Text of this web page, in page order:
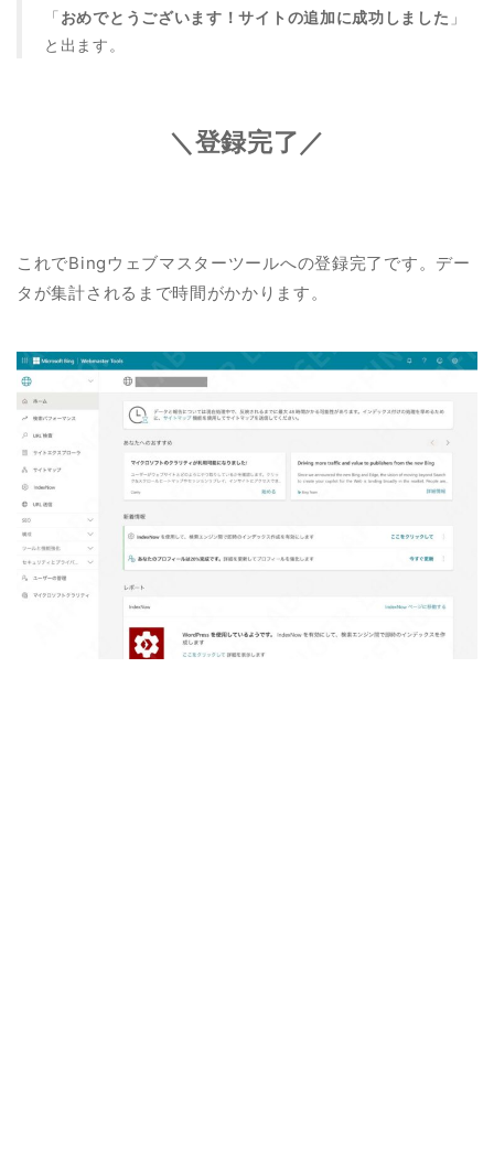
「おめでとうございます！サイトの追加に成功しました 」
と出ます。
＼登録完了／
これでBingウェブマスターツールへの登録完了です。デー
タが集計されるまで時間がかかります。